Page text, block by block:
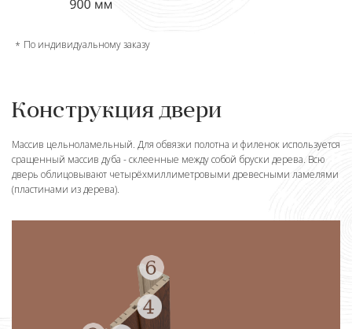
По индивидуальному заказу
Конструкция двери
Массив цельноламельный. Для обвязки полотна и филенок используется
сращенный массив дуба - склеенные между собой бруски дерева. Всю
дверь облицовывают четырёхмиллиметровыми древесными ламелями
(пластинами из дерева).